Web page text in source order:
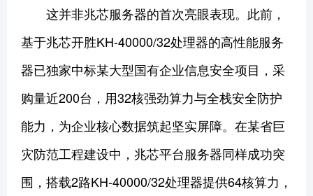
这并非兆芯服务器的首次亮眼表现。此前，
基于兆芯开胜KH-40000/32处理器的高性能服务
器已独家中标某大型国有企业信息安全项目，采
购量近200台，用32核强劲算力与全栈安全防护
能力，为企业核心数据筑起坚实屏障。在某省巨
灾防范工程建设中，兆芯平台服务器同样成功突
围，搭载2路KH-40000/32处理器提供64核算力，